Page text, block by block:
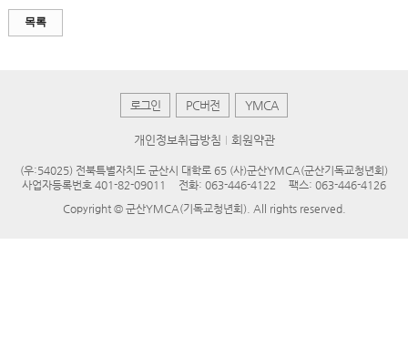
목록
로그인 PC버전 YMCA
개인정보취급방침 회원약관
(우:54025) 전북특별자치도 군산시 대학로 65 (사)군산YMCA(군산기독교청년회)
사업자등록번호 401-82-09011
전화: 063-446-4122
팩스: 063-446-4126
Copyright © 군산YMCA(기독교청년회). All rights reserved.